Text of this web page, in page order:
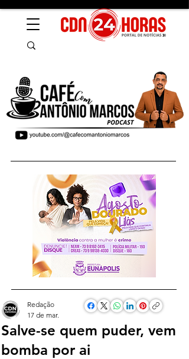
Salve-se quem puder, vem
bomba por ai
Redação
17 de mar.